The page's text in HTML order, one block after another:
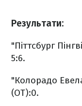
Результати:
"Піттсбург
5:6.
"Колорадо
(ОТ):0.